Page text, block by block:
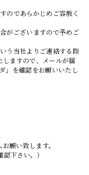
のであらかじめご容赦く
がございますので予めご
う当社よりご連絡する際
しますので、メールが届
」を確認をお願いいたし
願い致します。
下さい。）